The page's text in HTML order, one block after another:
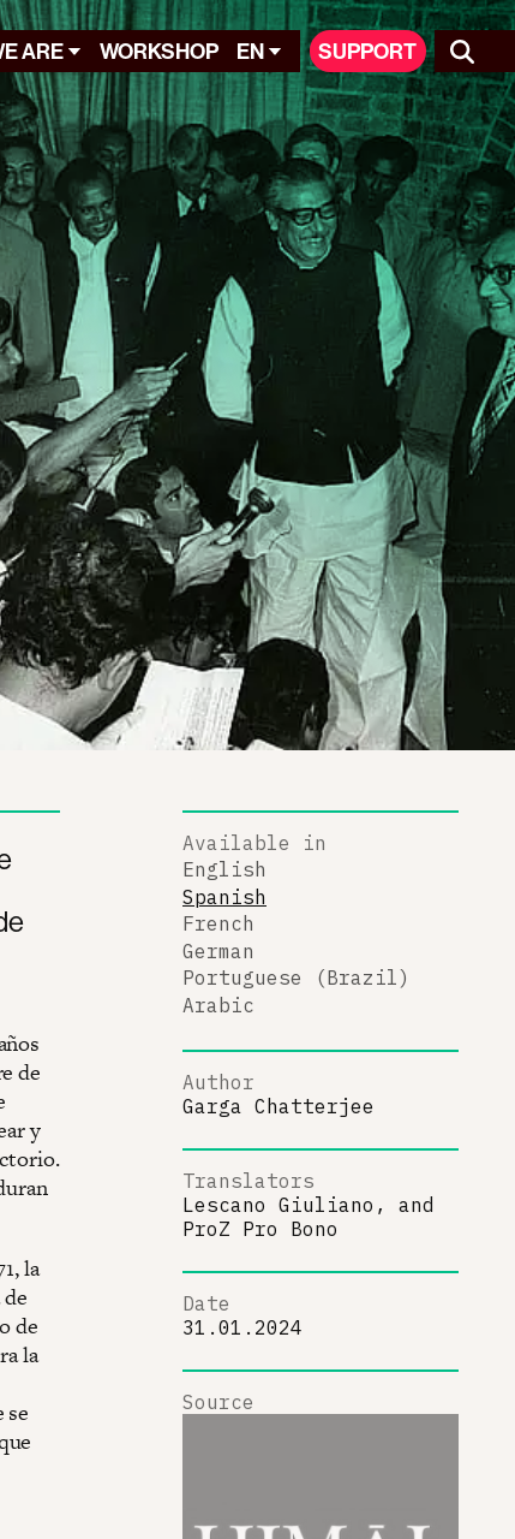
ARE WORKSHOP EN SUPPORT
de
y
la
de
la
se
Available in
English
Spanish
French
German
Portuguese (Brazil)
Arabic
Author
Garga Chatterjee
Translators
Lescano Giuliano, and
ProZ Pro Bono
Date
31.01.2024
Source